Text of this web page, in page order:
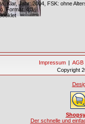
Klar, Jahr: 2004, FSK: ohne
Format: 4:3
Impressum | AGB
Copyright
Der schnelle und